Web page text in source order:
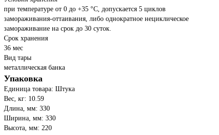
при температуре от 0 до +35 °С, допускается 5 циклов
замораживания-оттаивания, либо однократное нециклическое
замораживание на срок до 30 суток.
Срок хранения
36 мес
Вид тары
металлическая банка
Упаковка
Единица товара: Штука
Вес, кг: 10.59
Длина, мм: 330
Ширина, мм: 330
Высота, мм: 220